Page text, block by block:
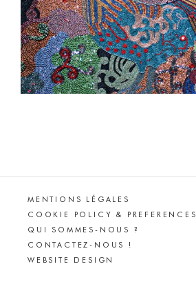
MENTIONS LÉGALES
COOKIE POLICY & PREFERENCES
QUI SOMMES-NOUS ?
CONTACTEZ-NOUS !
WEBSITE DESIGN